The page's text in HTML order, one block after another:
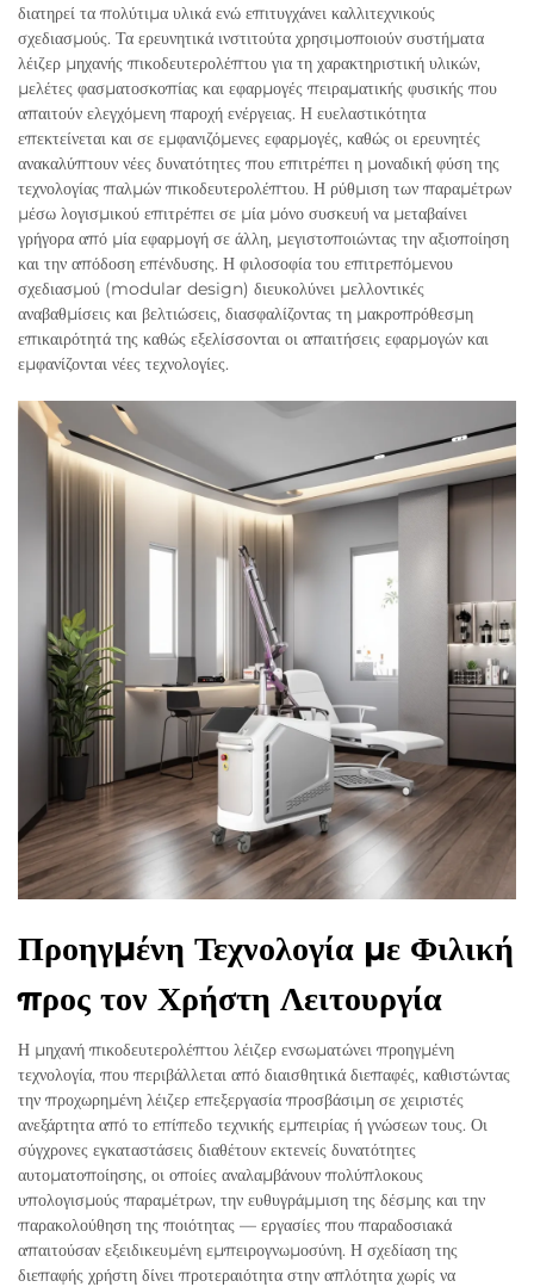
διατηρεί τα πολύτιμα υλικά ενώ επιτυγχάνει καλλιτεχνικούς
σχεδιασμούς. Τα ερευνητικά ινστιτούτα χρησιμοποιούν συστήματα
λέιζερ μηχανής πικοδευτερολέπτου για τη χαρακτηριστική υλικών,
μελέτες φασματοσκοπίας και εφαρμογές πειραματικής φυσικής που
απαιτούν ελεγχόμενη παροχή ενέργειας. Η ευελαστικότητα
επεκτείνεται και σε εμφανιζόμενες εφαρμογές, καθώς οι ερευνητές
ανακαλύπτουν νέες δυνατότητες που επιτρέπει η μοναδική φύση της
τεχνολογίας παλμών πικοδευτερολέπτου. Η ρύθμιση των παραμέτρων
μέσω λογισμικού επιτρέπει σε μία μόνο συσκευή να μεταβαίνει
γρήγορα από μία εφαρμογή σε άλλη, μεγιστοποιώντας την αξιοποίηση
και την απόδοση επένδυσης. Η φιλοσοφία του επιτρεπόμενου
σχεδιασμού (modular design) διευκολύνει μελλοντικές
αναβαθμίσεις και βελτιώσεις, διασφαλίζοντας τη μακροπρόθεσμη
επικαιρότητά της καθώς εξελίσσονται οι απαιτήσεις εφαρμογών και
εμφανίζονται νέες τεχνολογίες.
Προηγμένη Τεχνολογία με Φιλική
προς τον Χρήστη Λειτουργία
Η μηχανή πικοδευτερολέπτου λέιζερ ενσωματώνει προηγμένη
τεχνολογία, που περιβάλλεται από διαισθητικά διεπαφές, καθιστώντας
την προχωρημένη λέιζερ επεξεργασία προσβάσιμη σε χειριστές
ανεξάρτητα από το επίπεδο τεχνικής εμπειρίας ή γνώσεων τους. Οι
σύγχρονες εγκαταστάσεις διαθέτουν εκτενείς δυνατότητες
αυτοματοποίησης, οι οποίες αναλαμβάνουν πολύπλοκους
υπολογισμούς παραμέτρων, την ευθυγράμμιση της δέσμης και την
παρακολούθηση της ποιότητας — εργασίες που παραδοσιακά
απαιτούσαν εξειδικευμένη εμπειρογνωμοσύνη. Η σχεδίαση της
διεπαφής χρήστη δίνει προτεραιότητα στην απλότητα χωρίς να